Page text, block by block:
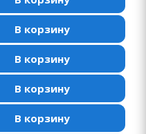
В корзину
В корзину
В корзину
В корзину